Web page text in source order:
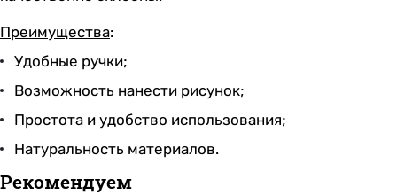
Преимущества:
Удобные ручки;
Возможность нанести рисунок;
Простота и удобство использования;
Натуральность материалов.
Рекомендуем